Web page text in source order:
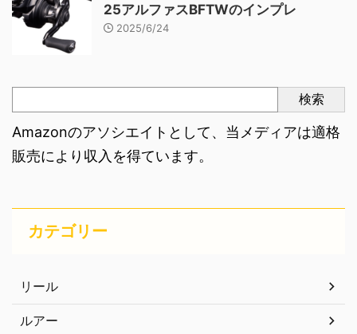
25アルファスBFTWのインプレ
2025/6/24
検索
Amazonのアソシエイトとして、当メディアは適格
販売により収入を得ています。
カテゴリー
リール
ルアー